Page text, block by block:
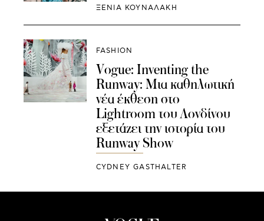
ΞΕΝΙΑ ΚΟΥΝΑΛΑΚΗ
FASHION
Vogue: Inventing the
Runway: Μια καθηλωτική
νέα έκθεση στο
Lightroom του Λονδίνου
εξετάζει την ιστορία του
Runway Show
CYDNEY GASTHALTER